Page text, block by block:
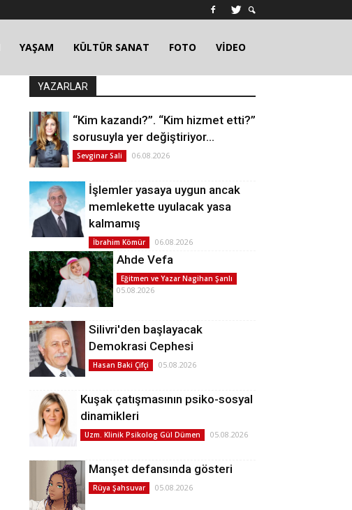
YAŞAM KÜLTÜR SANAT FOTO VİDEO
YAZARLAR
“Kim kazandı?”. “Kim hizmet etti?”
sorusuyla yer değiştiriyor…
Sevginar Sali 06.08.2026
İşlemler yasaya uygun ancak
memlekette uyulacak yasa
kalmamış
İbrahim Kömür 06.08.2026
Ahde Vefa
Eğitmen ve Yazar Nagihan Şanlı
05.08.2026
Silivri'den başlayacak
Demokrasi Cephesi
Hasan Baki Çifçi 05.08.2026
Kuşak çatışmasının psiko-sosyal
dinamikleri
Uzm. Klinik Psikolog Gül Dümen 05.08.2026
Manşet defansında gösteri
Rüya Şahsuvar 05.08.2026